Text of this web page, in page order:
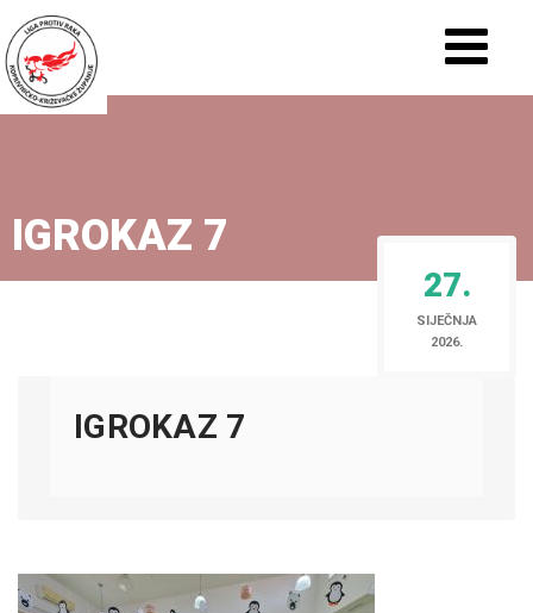
IGROKAZ 7
27.
SIJEČNJA
2026.
IGROKAZ 7